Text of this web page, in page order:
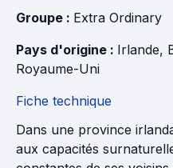
Groupe : Extra Ordinary
Pays d'origine : Irlande,
Royaume-Uni
Fiche technique
Dans une province
aux capacités